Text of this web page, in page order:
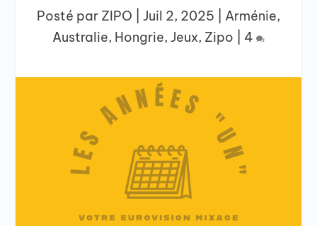
Posté par ZIPO Juil 2, 2025 Arménie,
Australie, Hongrie, Jeux, Zipo 4